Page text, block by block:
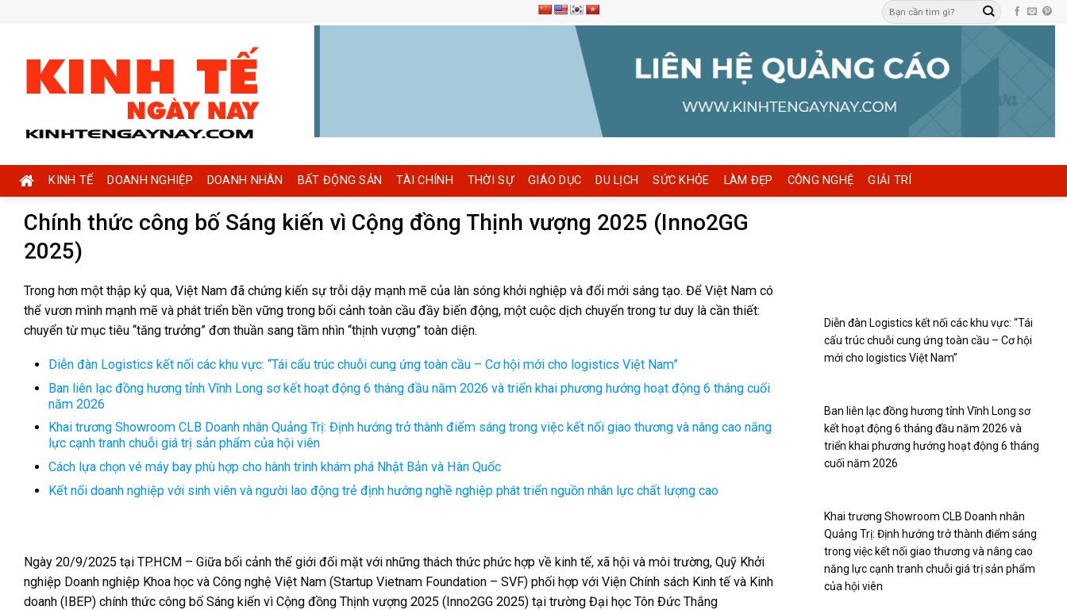
KINH TẾ DOANH NGHIỆP DOANH NHÂN BẤT ĐỘNG SẢN TÀI CHÍNH THỜI SỰ GIÁO DỤC DU LỊCH SỨC KHỎE LÀM ĐẸP CÔNG NGHỆ GIẢI TRÍ
Chính thức công bố Sáng kiến vì Cộng đồng Thịnh vượng 2025 (Inno2GG
2025)
Trong hơn một thập kỷ qua, Việt Nam đã chứng kiến sự trỗi dậy mạnh mẽ của làn sóng khởi nghiệp và đổi mới sáng tạo. Để Việt Nam có
thể vươn mình mạnh mẽ và phát triển bền vững trong bối cảnh toàn cầu đầy biến động, một cuộc dịch chuyển trong tư duy là cần thiết:
chuyển từ mục tiêu “tăng trưởng” đơn thuần sang tầm nhìn “thịnh vượng” toàn diện.
Diễn đàn Logistics kết nối các khu vực: “Tái cấu trúc chuỗi cung ứng toàn cầu – Cơ hội mới cho logistics Việt Nam”
Ban liên lạc đồng hương tỉnh Vĩnh Long sơ kết hoạt động 6 tháng đầu năm 2026 và triển khai phương hướng hoạt động 6 tháng cuối
năm 2026
Khai trương Showroom CLB Doanh nhân Quảng Trị: Định hướng trở thành điểm sáng trong việc kết nối giao thương và nâng cao năng
lực cạnh tranh chuỗi giá trị sản phẩm của hội viên
Cách lựa chọn vé máy bay phù hợp cho hành trình khám phá Nhật Bản và Hàn Quốc
Kết nối doanh nghiệp với sinh viên và người lao động trẻ định hướng nghề nghiệp phát triển nguồn nhân lực chất lượng cao
Ngày 20/9/2025 tại TP.HCM – Giữa bối cảnh thế giới đối mặt với những thách thức phức hợp về kinh tế, xã hội và môi trường, Quỹ Khởi
nghiệp Doanh nghiệp Khoa học và Công nghệ Việt Nam (Startup Vietnam Foundation – SVF) phối hợp với Viện Chính sách Kinh tế và Kinh
doanh (IBEP) chính thức công bố Sáng kiến vì Cộng đồng Thịnh vượng 2025 (Inno2GG 2025) tại trường Đại học Tôn Đức Thắng
Diễn đàn Logistics kết nối các khu vực: “Tái
cấu trúc chuỗi cung ứng toàn cầu – Cơ hội
mới cho logistics Việt Nam”
Ban liên lạc đồng hương tỉnh Vĩnh Long sơ
kết hoạt động 6 tháng đầu năm 2026 và
triển khai phương hướng hoạt động 6 tháng
cuối năm 2026
Khai trương Showroom CLB Doanh nhân
Quảng Trị: Định hướng trở thành điểm sáng
trong việc kết nối giao thương và nâng cao
năng lực cạnh tranh chuỗi giá trị sản phẩm
của hội viên